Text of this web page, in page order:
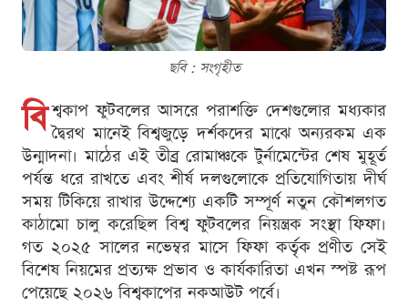
ছবি : সংগৃহীত
বি শ্বকাপ ফুটবলের আসরে পরাশক্তি দেশগুলোর মধ্যকার
দ্বৈরথ মানেই বিশ্বজুড়ে দর্শকদের মাঝে অন্যরকম এক
উন্মাদনা। মাঠের এই তীব্র রোমাঞ্চকে টুর্নামেন্টের শেষ মুহূর্ত
পর্যন্ত ধরে রাখতে এবং শীর্ষ দলগুলোকে প্রতিযোগিতায় দীর্ঘ
সময় টিকিয়ে রাখার উদ্দেশ্যে একটি সম্পূর্ণ নতুন কৌশলগত
কাঠামো চালু করেছিল বিশ্ব ফুটবলের নিয়ন্ত্রক সংস্থা ফিফা।
গত ২০২৫ সালের নভেম্বর মাসে ফিফা কর্তৃক প্রণীত সেই
বিশেষ নিয়মের প্রত্যক্ষ প্রভাব ও কার্যকারিতা এখন স্পষ্ট রূপ
পেয়েছে ২০২৬ বিশ্বকাপের নকআউট পর্বে।